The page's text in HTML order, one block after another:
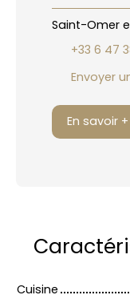
Saint-Omer
+33 6 47
Envoyer
En savoir +
Cuisine